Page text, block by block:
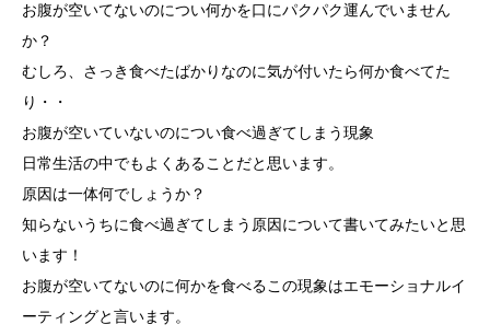
お腹が空いてないのについ何かを口にパクパク運んでいません
か？
むしろ、さっき食べたばかりなのに気が付いたら何か食べてた
り・・
お腹が空いていないのについ食べ過ぎてしまう現象
日常生活の中でもよくあることだと思います。
原因は一体何でしょうか？
知らないうちに食べ過ぎてしまう原因について書いてみたいと思
います！
お腹が空いてないのに何かを食べるこの現象はエモーショナルイ
ーティングと言います。